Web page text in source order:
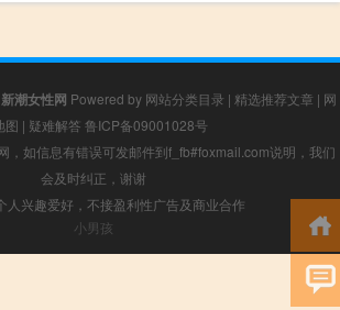
新潮女性网 Powered by 网站分类目录 | 精选推荐文章 | 网
图 | 疑难解答 鲁ICP备09001028号
，如信息有错误可发邮件到f_fb#foxmail.com说明，我们
会及时纠正，谢谢
人兴趣爱好，不接盈利性广告及商业合作
小男孩